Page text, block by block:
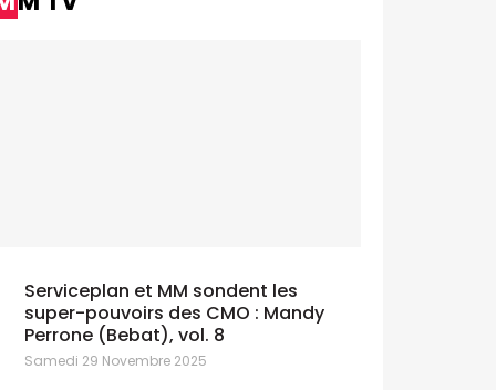
9 Juin 2026
Valérie Morfitis à propos du
"Pulse of Belgian" de BPX
Serviceplan et MM sondent les
super-pouvoirs des CMO : Mandy
Perrone (Bebat), vol. 8
Samedi 29 Novembre 2025